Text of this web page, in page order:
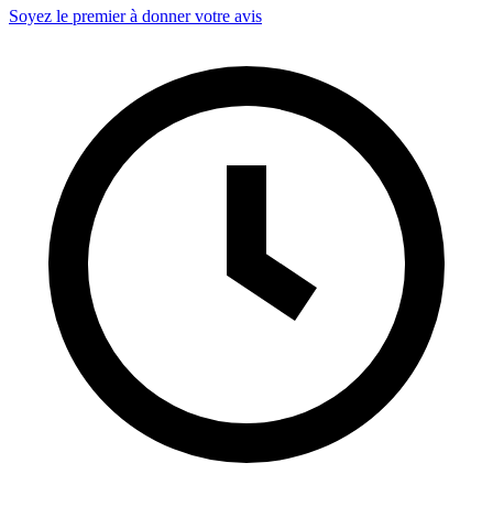
Soyez le premier à donner votre avis